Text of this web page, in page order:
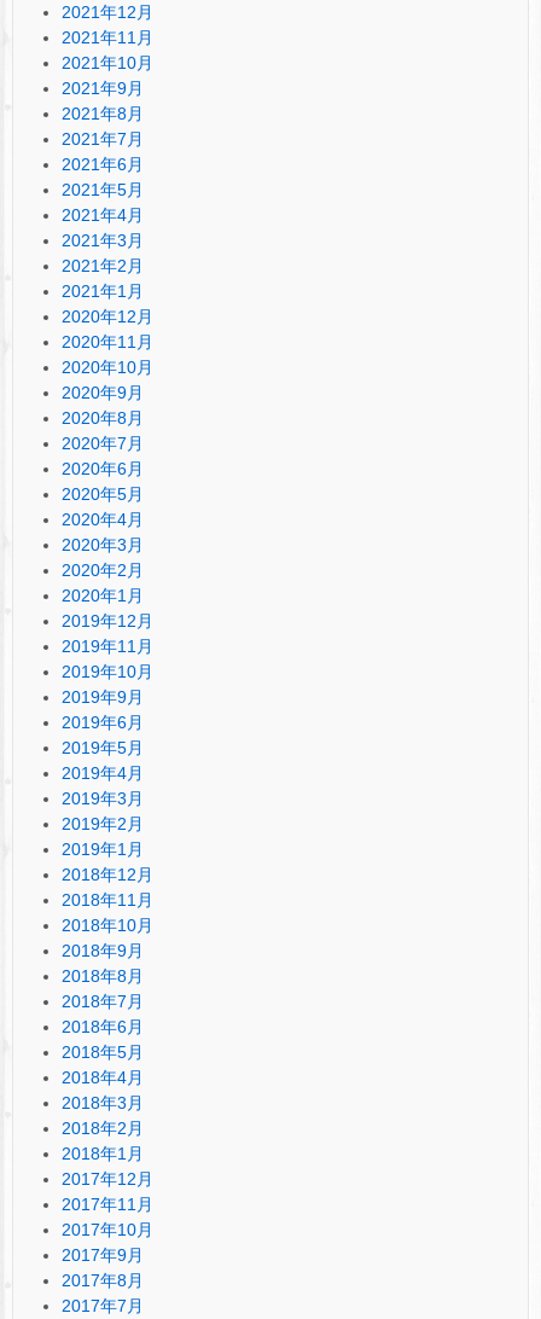
2021年12月
2021年11月
2021年10月
2021年9月
2021年8月
2021年7月
2021年6月
2021年5月
2021年4月
2021年3月
2021年2月
2021年1月
2020年12月
2020年11月
2020年10月
2020年9月
2020年8月
2020年7月
2020年6月
2020年5月
2020年4月
2020年3月
2020年2月
2020年1月
2019年12月
2019年11月
2019年10月
2019年9月
2019年6月
2019年5月
2019年4月
2019年3月
2019年2月
2019年1月
2018年12月
2018年11月
2018年10月
2018年9月
2018年8月
2018年7月
2018年6月
2018年5月
2018年4月
2018年3月
2018年2月
2018年1月
2017年12月
2017年11月
2017年10月
2017年9月
2017年8月
2017年7月